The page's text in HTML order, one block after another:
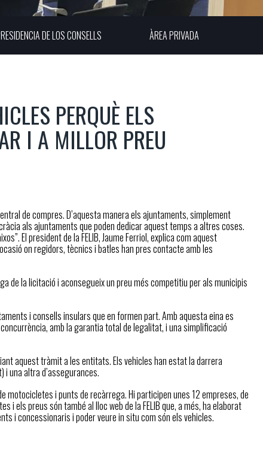
DE LOS CONSELLS ÀREA PRIVADA
PERQUÈ ELS
I A MILLOR PREU
de compres. D’aquesta manera els ajuntaments, simplement
als ajuntaments que poden dedicar aquest temps a altres coses.
El president de la FELIB, Jaume Ferriol, explica com aquest
on regidors, tècnics i batles han pres contacte amb les
de la licitació i aconsegueix un preu més competitiu per als municipis
i consells insulars que en formen part. Amb aquesta eina es
amb la garantia total de legalitat, i una simplificació
aquest tràmit a les entitats. Els vehicles han estat la darrera
una altra d’assegurances.
i punts de recàrrega. Hi participen unes 12 empreses, de
els preus són també al lloc web de la FELIB que, a més, ha elaborat
i concessionaris i poder veure in situ com són els vehicles.